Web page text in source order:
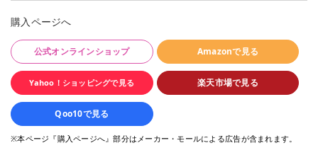
購入ページへ
公式オンラインショップ Amazonで見る
Yahoo！ショッピングで見る 楽天市場で見る
Qoo10で見る
※本ページ『購入ページへ』部分はメーカー・モールによる広告が含まれます。